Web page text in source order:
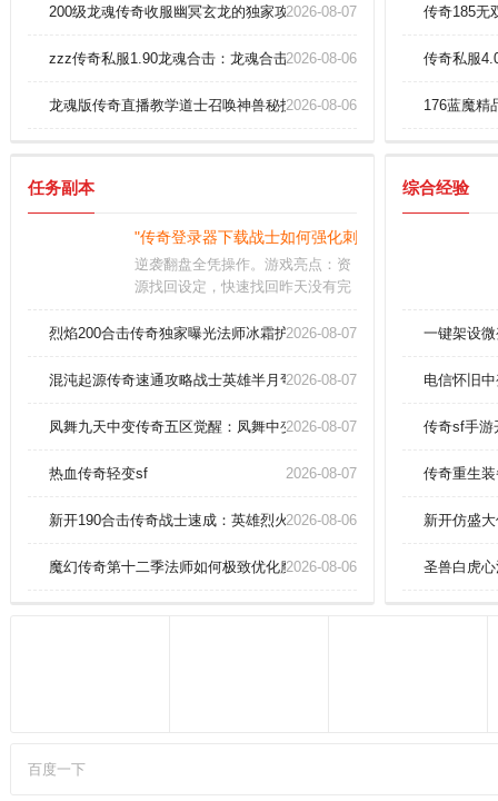
200级龙魂传奇收服幽冥玄龙的独家攻略！2026-08-07
zzz传奇私服1.90龙魂合击：龙魂合击，复古传奇巅峰之作！
2026-08-06
龙魂版传奇直播教学道士召唤神兽秘技！2026-08-06
传奇185无
传奇私服
176蓝魔精
任务副本
"传奇登录器下载战士如何强化刺杀剑术！"
逆袭翻盘全凭操作。游戏亮点：资
源找回设定，快速找回昨天没有完
多种模式玩法任你选择，娱乐或激
择。
烈焰200合击传奇独家曝光法师冰霜护体绝技！
2026-08-07
混沌起源传奇速通攻略战士英雄半月弯刀2026-08-07
凤舞九天中变传奇五区觉醒：凤舞中变五区跨服对决，皇城争霸一触
2026-08-07
热血传奇轻变sf 2026-08-07
新开190合击传奇战士速成：英雄烈火剑法横扫千军！
2026-08-06
魔幻传奇第十二季法师如何极致优化魔法盾？
2026-08-06
综合经验
一键架设
电信怀旧
传奇sf手游
传奇重生
新开仿盛
圣兽白虎
百度一下